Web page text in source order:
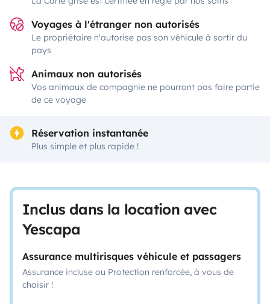
Voyages à l'étranger non autorisés
Le propriétaire n'autorise pas son véhicule à sortir du
pays
Animaux non autorisés
Vos animaux de compagnie ne pourront pas faire partie
de ce voyage
Réservation instantanée
Plus simple et plus rapide !
Inclus dans la location avec
Yescapa
Assurance multirisques véhicule et passagers
Assurance incluse ou Protection renforcée, à vous de
choisir !